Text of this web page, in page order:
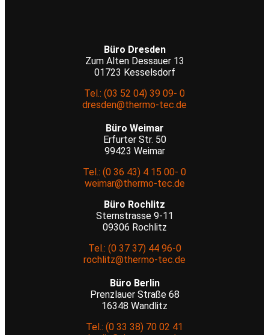
Büro Dresden
Zum Alten Dessauer 13
01723 Kesselsdorf
Tel.: (03 52 04) 39 09- 0
dresden@thermo-tec.de
Büro Weimar
Erfurter Str. 50
99423 Weimar
Tel.: (0 36 43) 4 15 00- 0
weimar@thermo-tec.de
Büro Rochlitz
Sternstrasse 9-11
09306 Rochlitz
Tel.: (0 37 37) 44 96-0
rochlitz@thermo-tec.de
Büro Berlin
Prenzlauer Straße 68
16348 Wandlitz
Tel.: (0 33 38) 70 02 41